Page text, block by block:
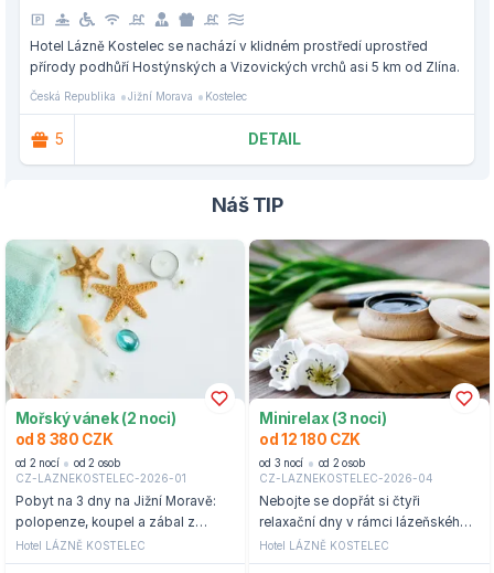
Hotel Lázně Kostelec se nachází v klidném prostředí uprostřed
přírody podhůří Hostýnských a Vizovických vrchů asi 5 km od Zlína.
Česká Republika Jižní Morava Kostelec
5 DETAIL
Náš TIP
Mořský vánek (2 noci)
od 8 380 CZK
od 2 nocí
od 2 osob
CZ-LAZNEKOSTELEC-2026-01
Pobyt na 3 dny na Jižní Moravě:
polopenze, koupel a zábal z
Mrtvého moře
Hotel LÁZNĚ KOSTELEC
Minirelax (3 noci)
od 12 180 CZK
od 3 nocí
od 2 osob
CZ-LAZNEKOSTELEC-2026-04
Nebojte se dopřát si čtyři
relaxační dny v rámci lázeňského
wellness pobytu na hotelu Lázně
Kostelec.
Hotel LÁZNĚ KOSTELEC